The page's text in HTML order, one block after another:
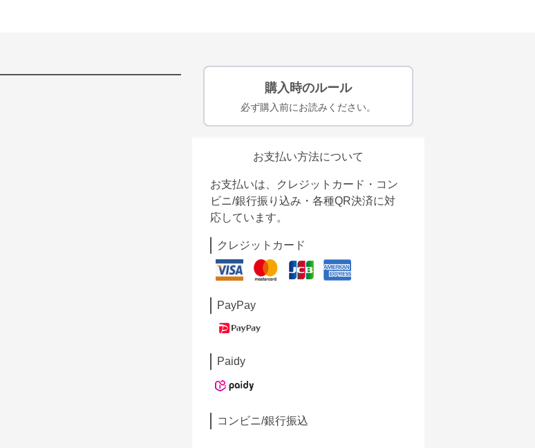
購入時のルール
必ず購入前にお読みください。
お支払い方法について
お支払いは、クレジットカード・コン
ビニ/銀行振り込み・各種QR決済に対
応しています。
クレジットカード
PayPay
Paidy
コンビニ/銀行振込